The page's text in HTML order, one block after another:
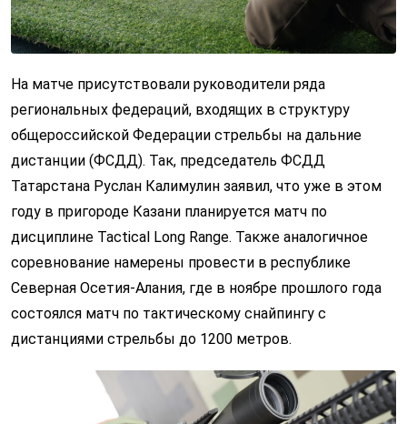
На матче присутствовали руководители ряда
региональных федераций, входящих в структуру
общероссийской Федерации стрельбы на дальние
дистанции (ФСДД). Так, председатель ФСДД
Татарстана Руслан Калимулин заявил, что уже в этом
году в пригороде Казани планируется матч по
дисциплине Tactical Long Range. Также аналогичное
соревнование намерены провести в республике
Северная Осетия-Алания, где в ноябре прошлого года
состоялся матч по тактическому снайпингу с
дистанциями стрельбы до 1200 метров.